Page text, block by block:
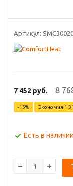
Артикул:
7 452 руб. 8
-15% Экономия 1
Есть в наличии